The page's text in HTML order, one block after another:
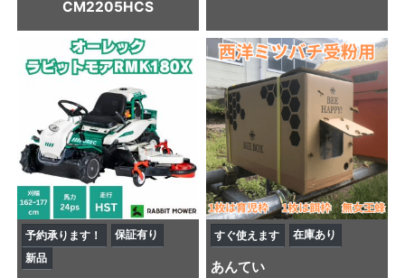
CM2205HCS
予約承ります！
保証有り
新品
すぐ使えます 在庫あり
あんてい